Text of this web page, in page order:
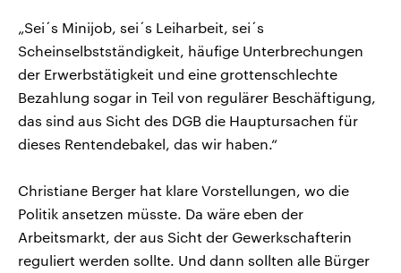
„Sei´s Minijob, sei´s Leiharbeit, sei´s
Scheinselbstständigkeit, häufige Unterbrechungen
der Erwerbstätigkeit und eine grottenschlechte
Bezahlung sogar in Teil von regulärer Beschäftigung,
das sind aus Sicht des DGB die Hauptursachen für
dieses Rentendebakel, das wir haben.“
Christiane Berger hat klare Vorstellungen, wo die
Politik ansetzen müsste. Da wäre eben der
Arbeitsmarkt, der aus Sicht der Gewerkschafterin
reguliert werden sollte. Und dann sollten alle Bürger